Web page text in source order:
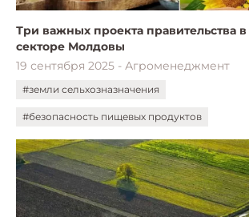
Три важных проекта правительства
секторе Молдовы
19 сентября 2025 - Агроменеджмент
#земли сельхозназначения
#безопасность пищевых продуктов